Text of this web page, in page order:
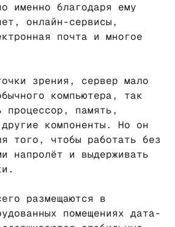
именно благодаря ему
онлайн-сервисы,
почта и многое
зрения, сервер мало
компьютера, так
процессор, память,
компоненты. Но он
того, чтобы работать без
напролёт и выдерживать
размещаются в
помещениях дата-